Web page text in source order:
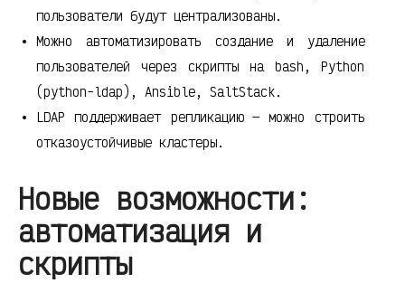
пользователи будут централизованы.
Можно автоматизировать создание и удаление
пользователей через скрипты на bash, Python
(python-ldap), Ansible, SaltStack.
LDAP поддерживает репликацию — можно строить
отказоустойчивые кластеры.
Новые возможности:
автоматизация и
скрипты